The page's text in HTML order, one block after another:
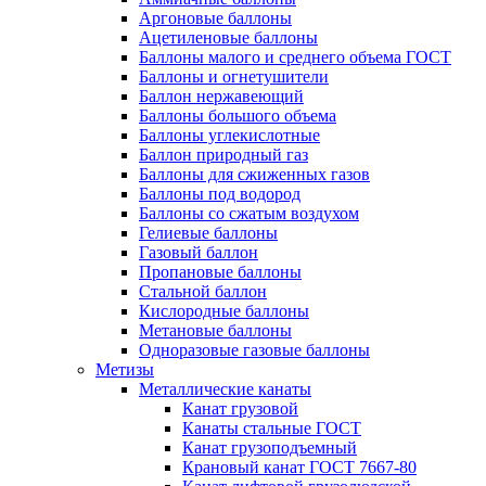
Аргоновые баллоны
Ацетиленовые баллоны
Баллоны малого и среднего объема ГОСТ
Баллоны и огнетушители
Баллон нержавеющий
Баллоны большого объема
Баллоны углекислотные
Баллон природный газ
Баллоны для сжиженных газов
Баллоны под водород
Баллоны со сжатым воздухом
Гелиевые баллоны
Газовый баллон
Пропановые баллоны
Стальной баллон
Кислородные баллоны
Метановые баллоны
Одноразовые газовые баллоны
Метизы
Металлические канаты
Канат грузовой
Канаты стальные ГОСТ
Канат грузоподъемный
Крановый канат ГОСТ 7667-80